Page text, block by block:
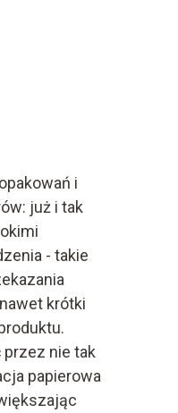
i
już i tak
- takie
krótki
nie tak
papierowa